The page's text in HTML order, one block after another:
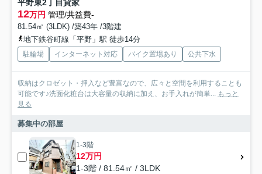
平野東2丁目貸家
12万円 管理/共益費-
81.54㎡ (3LDK) /築43年 /3階建
地下鉄谷町線「平野」駅 徒歩14分
駐輪場 インターネット対応 バイク置場あり 公共下水
収納はクロゼット・押入など豊富なので、広々と空間を利用することも
可能です♪洗面化粧台は大容量の収納に加え、お手入れが簡単... もっと
見る
募集中の部屋
1-3階
12万円
1-3階 / 81.54㎡ / 3LDK